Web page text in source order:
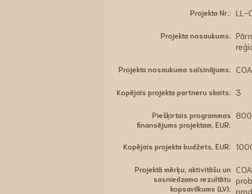
Projekta Nr.: LL-
Projekta nosaukums:
Projekta nosaukuma saīsinājums:
Kopējais projekta partneru skaits: 3
Piešķirtais programmas
finansējums projektam, EUR:
Kopējais projekta budžets, EUR:
Projektā mērķu, aktivitāšu un
sasniedzamo rezultātu
kopsavilkums (LV):